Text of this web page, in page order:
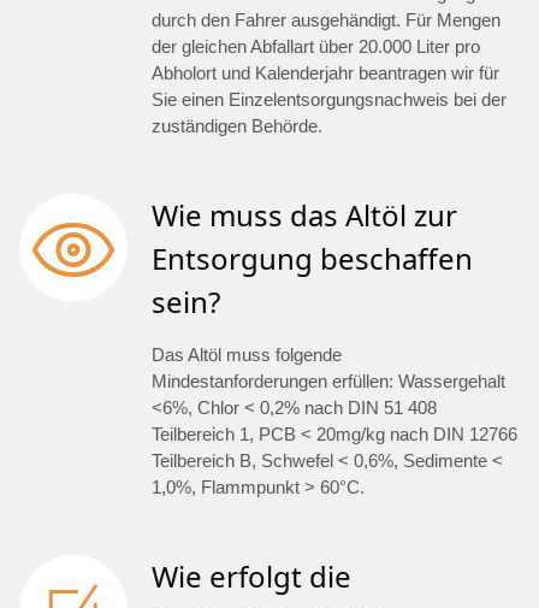
durch den Fahrer ausgehändigt. Für Mengen
der gleichen Abfallart über 20.000 Liter pro
Abholort und Kalenderjahr beantragen wir für
Sie einen Einzelentsorgungsnachweis bei der
zuständigen Behörde.
Wie muss das Altöl zur
Entsorgung beschaffen
sein?
Das Altöl muss folgende
Mindestanforderungen erfüllen: Wassergehalt
<6%, Chlor < 0,2% nach DIN 51 408
Teilbereich 1, PCB < 20mg/kg nach DIN 12766
Teilbereich B, Schwefel < 0,6%, Sedimente <
1,0%, Flammpunkt > 60°C.
Wie erfolgt die